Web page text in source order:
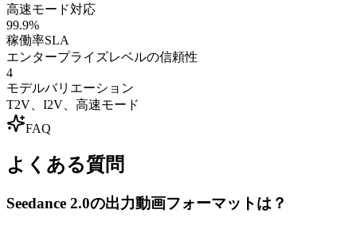
高速モード対応
99.9%
稼働率SLA
エンタープライズレベルの信頼性
4
モデルバリエーション
T2V、I2V、高速モード
FAQ
よくある質問
Seedance 2.0の出力動画フォーマットは？